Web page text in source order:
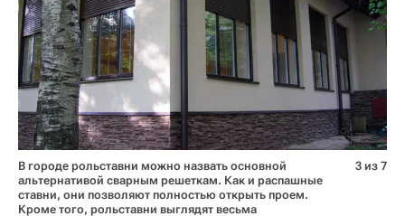
В городе рольставни можно назвать основной
альтернативой сварным решеткам. Как и распашные
ставни, они позволяют полностью открыть проем.
Кроме того, рольставни выглядят весьма
3 из 7